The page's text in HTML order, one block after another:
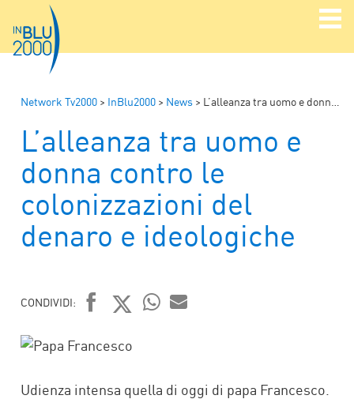
Network Tv2000 > InBlu2000 > News > L’alleanza tra uomo e donna contro le colonizzazioni del denaro e ideologiche
L’alleanza tra uomo e
donna contro le
colonizzazioni del
denaro e ideologiche
CONDIVIDI:
Udienza intensa quella di oggi di papa Francesco.